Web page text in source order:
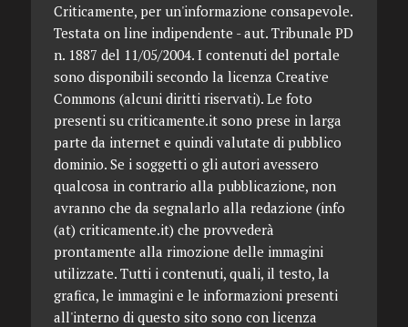
Criticamente, per un'informazione consapevole.
Testata on line indipendente - aut. Tribunale PD
n. 1887 del 11/05/2004. I contenuti del portale
sono disponibili secondo la licenza Creative
Commons (alcuni diritti riservati). Le foto
presenti su criticamente.it sono prese in larga
parte da internet e quindi valutate di pubblico
dominio. Se i soggetti o gli autori avessero
qualcosa in contrario alla pubblicazione, non
avranno che da segnalarlo alla redazione (info
(at) criticamente.it) che provvederà
prontamente alla rimozione delle immagini
utilizzate. Tutti i contenuti, quali, il testo, la
grafica, le immagini e le informazioni presenti
all'interno di questo sito sono con licenza